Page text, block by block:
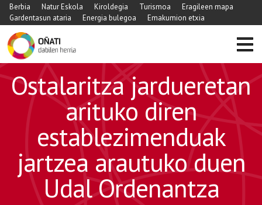
Berbia Natur Eskola Kiroldegia Turismoa
Eragileen mapa
Gardentasun ataria
Energia bulegoa Emakumion etxia
Ostalaritza jardueretan
arituko diren
establezimenduak
jartzea arautuko duen
Udal Ordenantza